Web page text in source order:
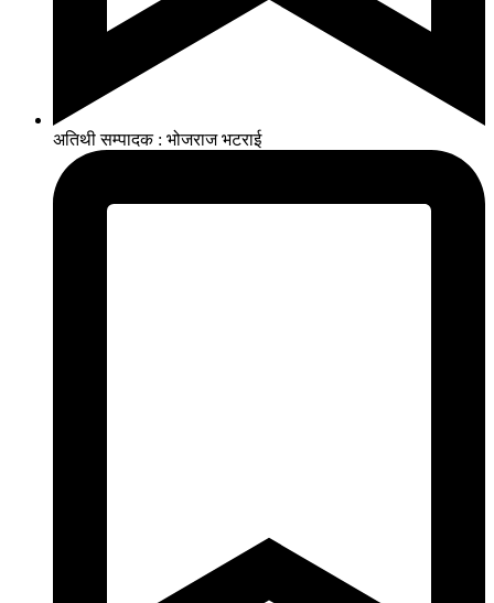
अतिथी सम्पादक : भोजराज भटराई